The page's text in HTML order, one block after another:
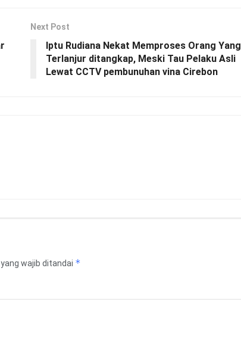
Next Post
Iptu Rudiana Nekat Memproses Orang Yang
Terlanjur ditangkap, Meski Tau Pelaku Asli
Lewat CCTV pembunuhan vina Cirebon
yang wajib ditandai *